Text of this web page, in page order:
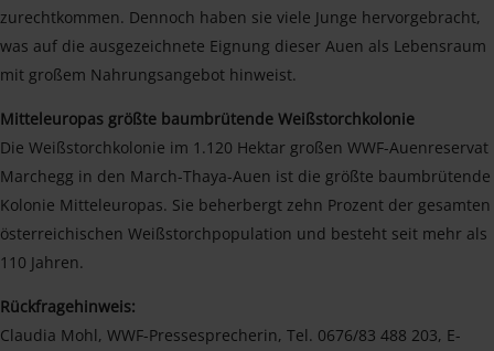
zurechtkommen. Dennoch haben sie viele Junge hervorgebracht,
was auf die ausgezeichnete Eignung dieser Auen als Lebensraum
mit großem Nahrungsangebot hinweist.
Mitteleuropas größte baumbrütende Weißstorchkolonie
Die Weißstorchkolonie im 1.120 Hektar großen WWF-Auenreservat
Marchegg in den March-Thaya-Auen ist die größte baumbrütende
Kolonie Mitteleuropas. Sie beherbergt zehn Prozent der gesamten
österreichischen Weißstorchpopulation und besteht seit mehr als
110 Jahren.
Rückfragehinweis:
Claudia Mohl, WWF-Pressesprecherin, Tel. 0676/83 488 203, E-